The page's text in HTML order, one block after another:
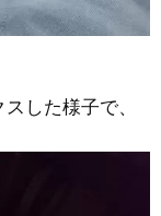
した様子で、